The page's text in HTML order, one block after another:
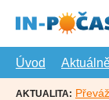
hlavní
Úvod
AKTUALITA: